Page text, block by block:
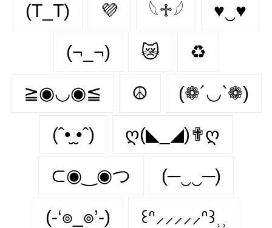
(T_T) 💜 𓆩♱𓆪 ♥‿♥
(¬_¬) 😿 ♻
≧◉◡◉≦ ☮ (❁´◡`❁)
(ˆ•̮ ̮•ˆ) ღ(◣_◢)✟ღ
⊂◉‿◉つ (─‿‿─)
(-‘๏_๏’-) ꒰ᐢ⸝⸝⸝⸝⸝ᐢ꒱⸒⸒